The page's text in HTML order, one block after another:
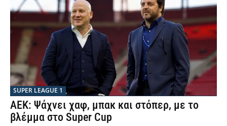
SUPER LEAGUE 1
ΑΕΚ: Ψάχνει χαφ, μπακ και στόπερ, με το
βλέμμα στο Super Cup